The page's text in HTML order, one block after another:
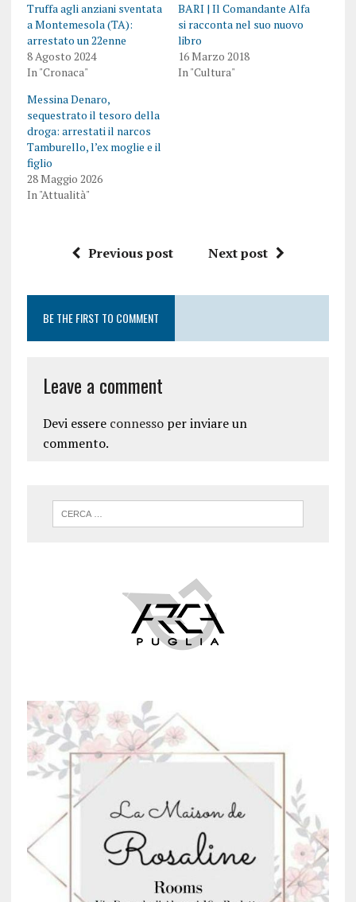
Truffa agli anziani sventata
a Montemesola (TA):
arrestato un 22enne
8 Agosto 2024
In "Cronaca"
BARI | Il Comandante Alfa
si racconta nel suo nuovo
libro
16 Marzo 2018
In "Cultura"
Messina Denaro,
sequestrato il tesoro della
droga: arrestati il narcos
Tamburello, l’ex moglie e il
figlio
28 Maggio 2026
In "Attualità"
Previous post Next post
BE THE FIRST TO COMMENT
Leave a comment
Devi essere connessoper inviare un
commento.